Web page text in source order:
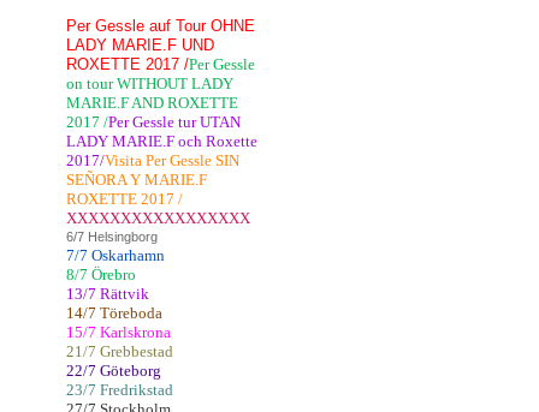
Per Gessle auf Tour OHNE
LADY MARIE.F UND
ROXETTE 2017 /Per Gessle
on tour WITHOUT LADY
MARIE.F AND ROXETTE
2017 /Per Gessle tur UTAN
LADY MARIE.F och Roxette
2017/Visita Per Gessle SIN
SEÑORA Y MARIE.F
ROXETTE 2017 /
XXXXXXXXXXXXXXXXX
6/7 Helsingborg
7/7 Oskarhamn
8/7 Örebro
13/7 Rättvik
14/7 Töreboda
15/7 Karlskrona
21/7 Grebbestad
22/7 Göteborg
23/7 Fredrikstad